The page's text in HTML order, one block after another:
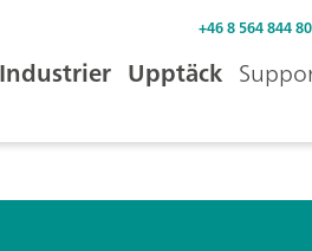
+46 8 564 844 80
Industrier Upptäck